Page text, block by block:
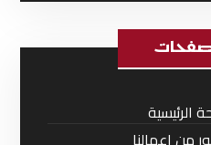
الرئيسية
من اعمالنا